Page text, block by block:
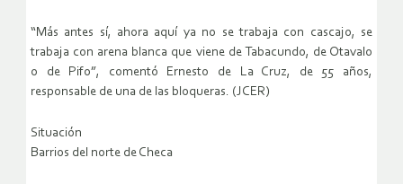
“Más antes sí, ahora aquí ya no se trabaja con cascajo, se
trabaja con arena blanca que viene de Tabacundo, de Otavalo
o de Pifo”, comentó Ernesto de La Cruz, de 55 años,
responsable de una de las bloqueras. (JCER)
Situación
Barrios del norte de Checa